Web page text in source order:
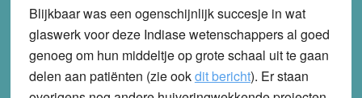
Blijkbaar was een ogenschijnlijk succesje in wat
glaswerk voor deze Indiase wetenschappers al goed
genoeg om hun middeltje op grote schaal uit te gaan
delen aan patiënten (zie ookdit bericht). Er staan